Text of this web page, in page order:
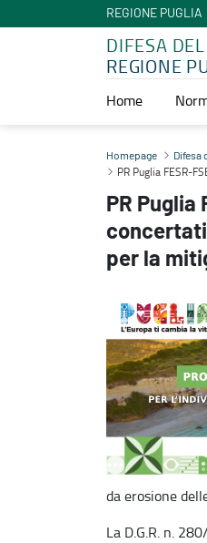
REGIONE PUGLIA
DIFESA
REGIONE
Home
PR Puglia FESR-FSE+ 2021-
Homepage Difesa
PR Puglia FESR-
PR
per la
da erosione
La D.G.R. n.